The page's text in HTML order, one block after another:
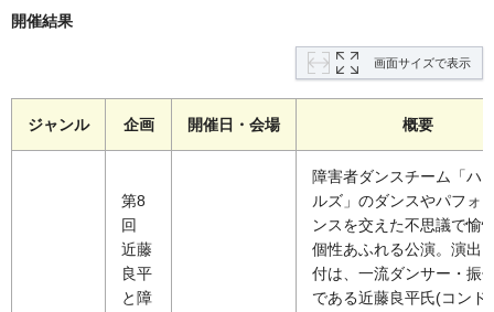
開催結果
画面サイズで表示
ジャンル 企画 開催日・会場 概要
第8
回
近藤
良平
と障
障害者ダンスチーム「ハ
ルズ」のダンスやパフォ
ンスを交えた不思議で愉
個性あふれる公演。演出
付は、一流ダンサー・振
である近藤良平氏(コンド